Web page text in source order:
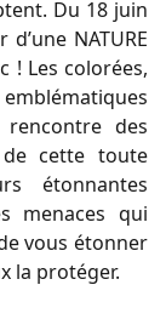
Du 18 juin
NATURE
! Les colorées,
des
cette toute
étonnantes
menaces qui
vous étonner
la protéger.